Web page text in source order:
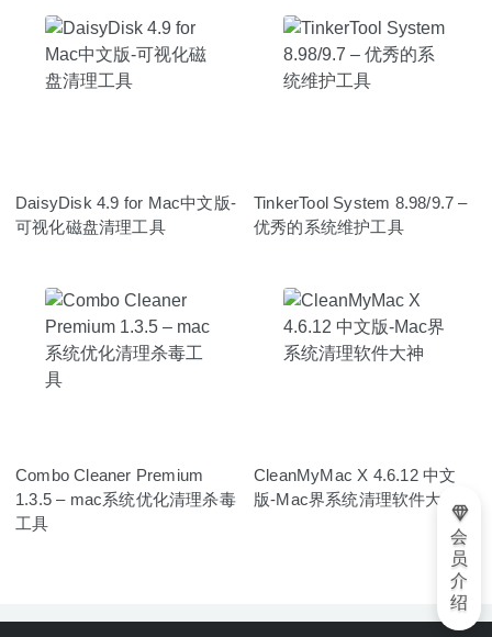
DaisyDisk 4.9 for Mac中文版-
可视化磁盘清理工具
TinkerTool System 8.98/9.7 –
优秀的系统维护工具
Combo Cleaner Premium
1.3.5 – mac系统优化清理杀毒
工具
CleanMyMac X 4.6.12 中文
版-Mac界系统清理软件大神
会
员
介
绍